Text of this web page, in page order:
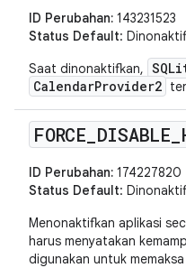
ID Perubahan: 143231523
Status Default:
Saat dinonaktifkan,
CalendarProvider2
FORCE DISABLE
ID Perubahan: 174227820
Status Default:
Menonaktifkan aplikasi
harus menyatakan
digunakan untuk